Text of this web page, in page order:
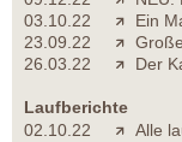
03.10.22
Ein
23.09.22
26.03.22
Der
Laufberichte
02.10.22
Alle